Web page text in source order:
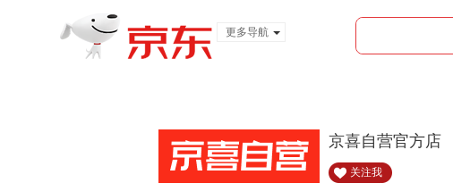
更多导航
京喜自营官方店
关注我